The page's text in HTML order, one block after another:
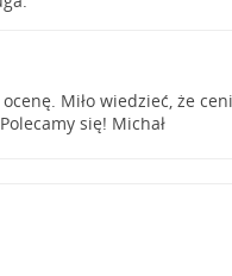
Miło wiedzieć, że
się! Michał